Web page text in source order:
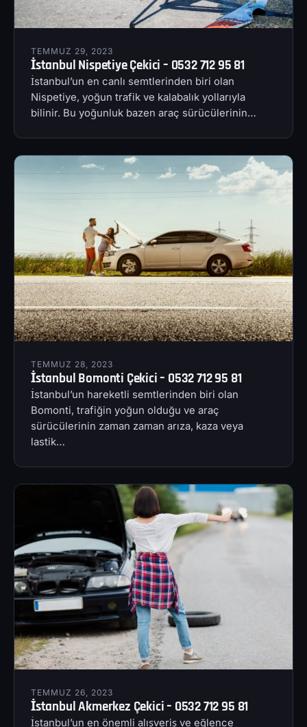
TEMMUZ 29, 2023
İstanbul Nispetiye Çekici – 0532 712 95 81
İstanbul’un en canlı semtlerinden biri olan
Nispetiye, yoğun trafik ve kalabalık yollarıyla
bilinir. Bu yoğunluk bazen araç sürücülerinin…
TEMMUZ 28, 2023
İstanbul Bomonti Çekici – 0532 712 95 81
İstanbul’un hareketli semtlerinden biri olan
Bomonti, trafiğin yoğun olduğu ve araç
sürücülerinin zaman zaman arıza, kaza veya
lastik…
TEMMUZ 26, 2023
İstanbul Akmerkez Çekici – 0532 712 95 81
İstanbul’un en önemli alışveriş ve eğlence